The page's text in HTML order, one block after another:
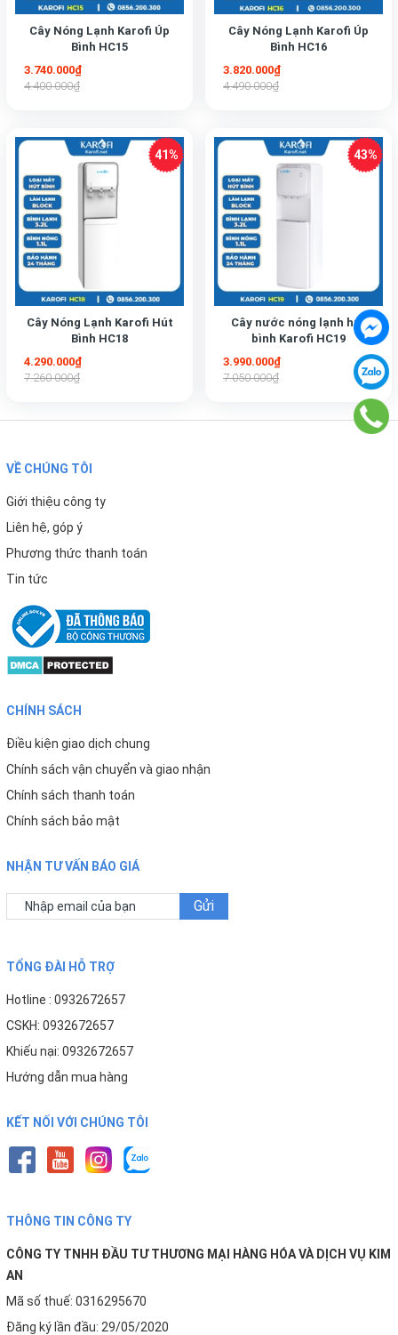
Cây Nóng Lạnh Karofi Úp
Bình HC15
3.740.000₫
4.400.000₫
Cây Nóng Lạnh Karofi Úp
Bình HC16
3.820.000₫
4.490.000₫
Cây Nóng Lạnh Karofi Hút
Bình HC18
4.290.000₫
7.260.000₫
Cây nước nóng lạnh hút
bình Karofi HC19
3.990.000₫
7.050.000₫
VỀ CHÚNG TÔI
Giới thiệu công ty
Liên hệ, góp ý
Phương thức thanh toán
Tin tức
CHÍNH SÁCH
Điều kiện giao dịch chung
Chính sách vận chuyển và giao nhận
Chính sách thanh toán
Chính sách bảo mật
NHẬN TƯ VẤN BÁO GIÁ
Gửi
TỔNG ĐÀI HỖ TRỢ
Hotline : 0932672657
CSKH: 0932672657
Khiếu nại: 0932672657
Hướng dẫn mua hàng
KẾT NỐI VỚI CHÚNG TÔI
THÔNG TIN CÔNG TY
CÔNG TY TNHH ĐẦU TƯ THƯƠNG MẠI HÀNG HÓA VÀ DỊCH VỤ KIM
AN
Mã số thuế: 0316295670
Đăng ký lần đầu: 29/05/2020